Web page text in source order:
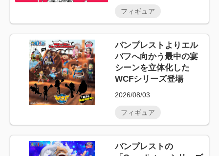
フィギュア
バンプレストよりエル
バフへ向かう最中の宴
シーンを立体化した
WCFシリーズ登場
2026/08/03
フィギュア
バンプレストの